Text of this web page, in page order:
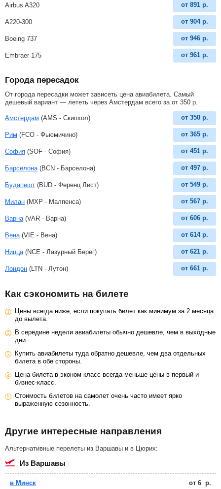
Airbus A320 от 891 р.
A220-300 от 904 р.
Boeing 737 от 946 р.
Embraer 175 от 961 р.
Города пересадок
От города пересадки может зависеть цена авиабилета. Самый
дешевый вариант — лететь через Амстердам всего за от 350 р
Амстердам (AMS - Скипхол) от 350 р.
Рим (FCO - Фьюмичино) от 365 р.
София (SOF - София) от 451 р.
Барселона (BCN - Барселона) от 497 р.
Будапешт (BUD - Ференц Лист) от 549 р.
Милан (MXP - Малпенса) от 567 р.
Варна (VAR - Варна) от 606 р.
Вена (VIE - Вена) от 614 р.
Ницца (NCE - Лазурный Берег) от 621 р.
Лондон (LTN - Лутон) от 661 р.
Как сэкономить на билете
Цены всегда ниже, если покупать билет как минимум за 2 месяца
до вылета.
В середине недели авиабилеты обычно дешевле, чем в выходные
дни.
Купить авиабилеты туда обратно дешевле, чем два отдельных
билета в обе стороны.
Цена билета в эконом-класс всегда меньше цены в первый и
бизнес-класс.
Стоимость билетов на самолет очень часто имеет ярко
выраженную сезонность.
Другие интересные направления
Альтернативные перелеты из Варшавы и в Цюрих:
из Варшавы
в Минск от 6 р.